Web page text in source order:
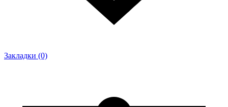
Закладки (0)